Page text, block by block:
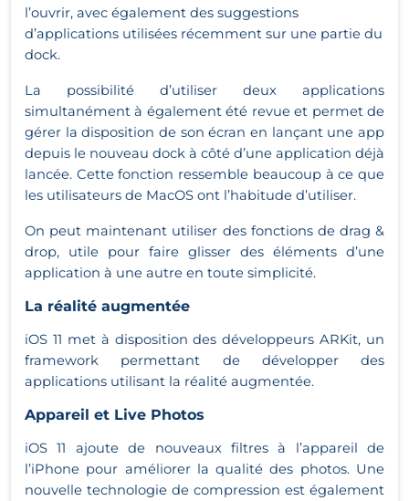
l’ouvrir, avec également des suggestions
d’applications utilisées récemment sur une partie du
dock.
La possibilité d’utiliser deux applications
simultanément à également été revue et permet de
gérer la disposition de son écran en lançant une app
depuis le nouveau dock à côté d’une application déjà
lancée. Cette fonction ressemble beaucoup à ce que
les utilisateurs de MacOS ont l’habitude d’utiliser.
On peut maintenant utiliser des fonctions de drag &
drop, utile pour faire glisser des éléments d’une
application à une autre en toute simplicité.
La réalité augmentée
iOS 11 met à disposition des développeurs ARKit, un
framework permettant de développer des
applications utilisant la réalité augmentée.
Appareil et Live Photos
iOS 11 ajoute de nouveaux filtres à l’appareil de
l’iPhone pour améliorer la qualité des photos. Une
nouvelle technologie de compression est également